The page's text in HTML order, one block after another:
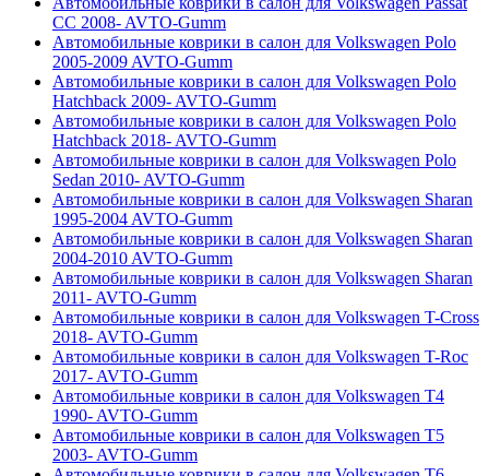
CC 2008- AVTO-Gumm
Автомобильные коврики в салон для Volkswagen Polo
2005-2009 AVTO-Gumm
Автомобильные коврики в салон для Volkswagen Polo
Hatchback 2009- AVTO-Gumm
Автомобильные коврики в салон для Volkswagen Polo
Hatchback 2018- AVTO-Gumm
Автомобильные коврики в салон для Volkswagen Polo
Sedan 2010- AVTO-Gumm
Автомобильные коврики в салон для Volkswagen Sharan
1995-2004 AVTO-Gumm
Автомобильные коврики в салон для Volkswagen Sharan
2004-2010 AVTO-Gumm
Автомобильные коврики в салон для Volkswagen Sharan
2011- AVTO-Gumm
Автомобильные коврики в салон для Volkswagen T-Cross
2018- AVTO-Gumm
Автомобильные коврики в салон для Volkswagen T-Roc
2017- AVTO-Gumm
Автомобильные коврики в салон для Volkswagen T4
1990- AVTO-Gumm
Автомобильные коврики в салон для Volkswagen T5
2003- AVTO-Gumm